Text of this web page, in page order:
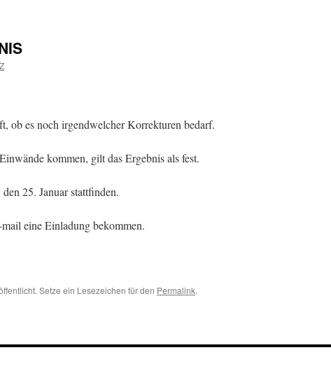
ob es noch irgendwelcher Korrekturen bedarf.
kommen, gilt das Ergebnis als fest.
25. Januar stattfinden.
eine Einladung bekommen.
Setze ein Lesezeichen für den Permalink.